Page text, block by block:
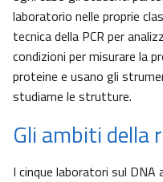
laboratorio nelle proprie
tecnica della PCR per
condizioni per misurare la
proteine e usano gli
studiarne le strutture.
Gli ambiti della
I cinque laboratori sul